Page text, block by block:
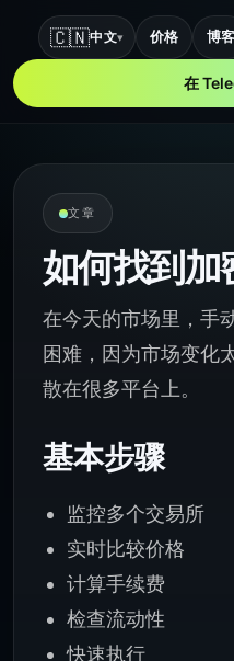
🇨🇳中文▾ 价格 博客
在
文章
如何找到加
在今天的市场里，手
困难，因为市场变化
散在很多平台上。
基本步骤
监控多个交易所
实时比较价格
计算手续费
检查流动性
快速执行